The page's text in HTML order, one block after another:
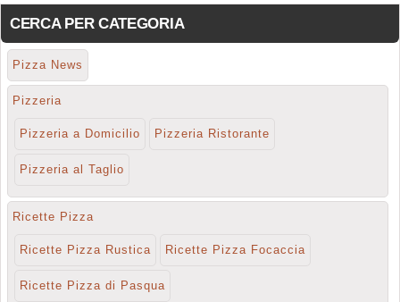
CERCA PER CATEGORIA
Pizza News
Pizzeria
Pizzeria a Domicilio Pizzeria Ristorante
Pizzeria al Taglio
Ricette Pizza
Ricette Pizza Rustica Ricette Pizza Focaccia
Ricette Pizza di Pasqua